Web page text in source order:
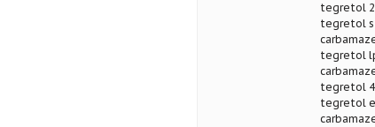
tegretol
tegretol
tegretol
tegretol
tegretol